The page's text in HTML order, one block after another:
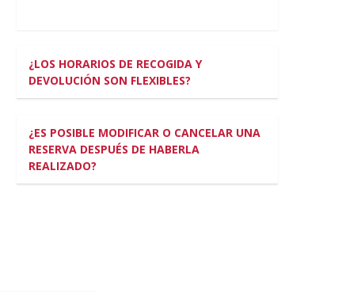
¿LOS HORARIOS DE RECOGIDA Y
DEVOLUCIÓN SON FLEXIBLES?
¿ES POSIBLE MODIFICAR O CANCELAR UNA
RESERVA DESPUÉS DE HABERLA
REALIZADO?